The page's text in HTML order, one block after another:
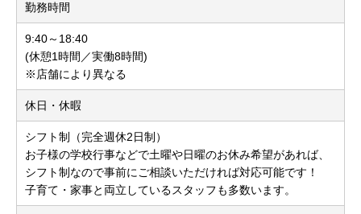
勤務時間
9:40～18:40
(休憩1時間／実働8時間)
※店舗により異なる
休日・休暇
シフト制（完全週休2日制）
お子様の学校行事などで土曜や日曜のお休み希望があれば、
シフト制なので事前にご相談いただければ対応可能です！
子育て・家事と両立しているスタッフも多数います。